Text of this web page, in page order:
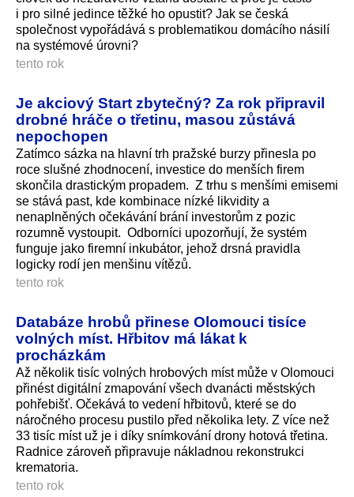
i pro silné jedince těžké ho opustit? Jak se česká
společnost vypořádává s problematikou domácího násilí
na systémové úrovni?
tento rok
Je akciový Start zbytečný? Za rok připravil
drobné hráče o třetinu, masou zůstává
nepochopen
Zatímco sázka na hlavní trh pražské burzy přinesla po
roce slušné zhodnocení, investice do menších firem
skončila drastickým propadem. Z trhu s menšími emisemi
se stává past, kde kombinace nízké likvidity a
nenaplněných očekávání brání investorům z pozic
rozumně vystoupit. Odborníci upozorňují, že systém
funguje jako firemní inkubátor, jehož drsná pravidla
logicky rodí jen menšinu vítězů.
tento rok
Databáze hrobů přinese Olomouci tisíce
volných míst. Hřbitov má lákat k
procházkám
Až několik tisíc volných hrobových míst může v Olomouci
přinést digitální zmapování všech dvanácti městských
pohřebišť. Očekává to vedení hřbitovů, které se do
náročného procesu pustilo před několika lety. Z více než
33 tisíc míst už je i díky snímkování drony hotová třetina.
Radnice zároveň připravuje nákladnou rekonstrukci
krematoria.
tento rok